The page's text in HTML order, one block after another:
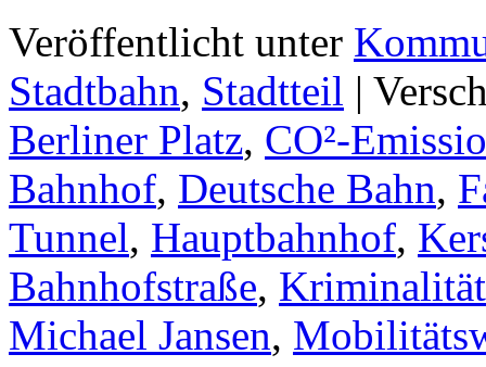
Veröffentlicht unter
Stadtbahn, Stadtteil |
Berliner Platz, CO²-
Bahnhof, Deutsche Bahn,
Tunnel, Hauptbahnhof,
Bahnhofstraße,
Michael Jansen,